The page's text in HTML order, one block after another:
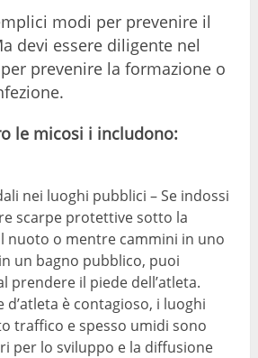
modi per prevenire il
devi essere diligente nel
prevenire la formazione o
le micosi i includono:
nei luoghi pubblici – Se indossi
scarpe protettive sotto la
nuoto o mentre cammini in uno
un bagno pubblico, puoi
prendere il piede dell’atleta.
d’atleta è contagioso, i luoghi
traffico e spesso umidi sono
per lo sviluppo e la diffusione